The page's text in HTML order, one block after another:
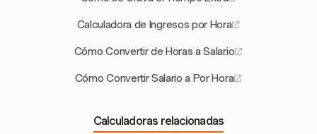
Calculadora de Ingresos por Hora
Cómo Convertir de Horas a Salario
Cómo Convertir Salario a Por Hora
Calculadoras relacionadas